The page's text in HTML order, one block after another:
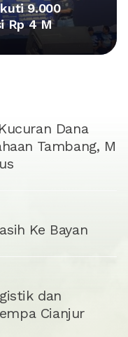
9.000
Rp 4 M
Dana
Tambang, M
Ke Bayan
dan
Cianjur